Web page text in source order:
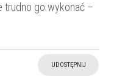
trudno go wykonać –
UDOSTĘPNIJ